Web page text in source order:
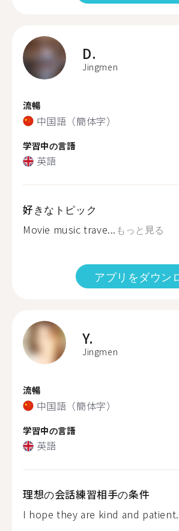
D.
Jingmen
流暢
中国語（簡体字）
学習中の言語
英語
好きなトピック
Movie music trave... もっと見る
アプリをダウン
Y.
Jingmen
流暢
中国語（簡体字）
学習中の言語
英語
理想の会話練習相手の条件
I hope they are kind and